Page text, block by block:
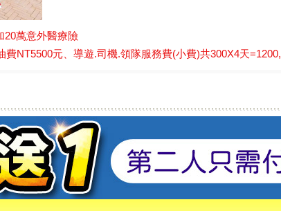
20萬意外醫療險
NT5500元、導遊.司機.領隊服務費(小費)共300X4天=1200,